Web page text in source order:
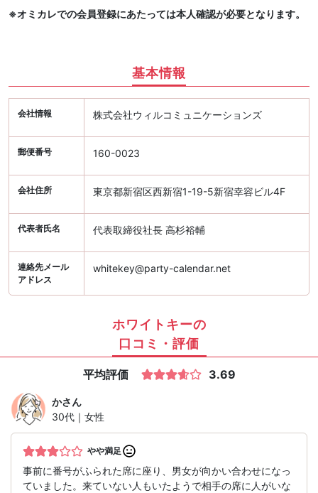
※オミカレでの会員登録にあたっては本人確認が必要となります。
基本情報
会社情報 株式会社ウィルコミュニケーションズ
郵便番号 160-0023
会社住所 東京都新宿区西新宿1-19-5新宿幸容ビル4F
代表者氏名 代表取締役社長 高杉裕輔
連絡先メール
アドレス
whitekey@party-calendar.net
ホワイトキーの
口コミ・評価
平均評価 3.69
かさん
30代｜女性
やや満足
事前に番号がふられた席に座り、男女が向かい合わせになっ
ていました。来ていない人もいたようで相手の席に人がいな